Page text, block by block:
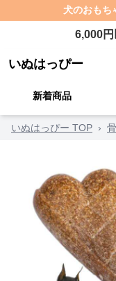
犬のおもち
6,000
いぬはっぴー
新着商品
いぬはっぴー TOP ›